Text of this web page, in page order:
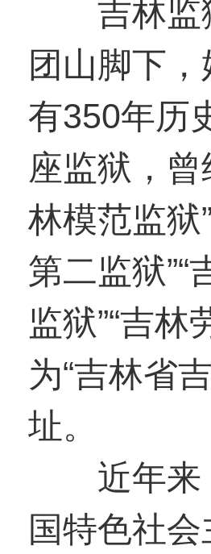
吉林监狱
团山脚下
有350年历
座监狱，
林模范监狱
第二监狱”“
监狱”“吉
为“吉林省
址。
近年来，
国特色社